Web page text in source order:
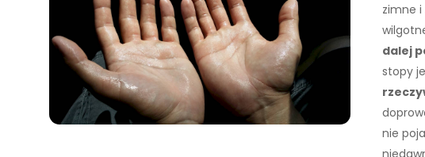
zimne i
dalej
stopy
nie